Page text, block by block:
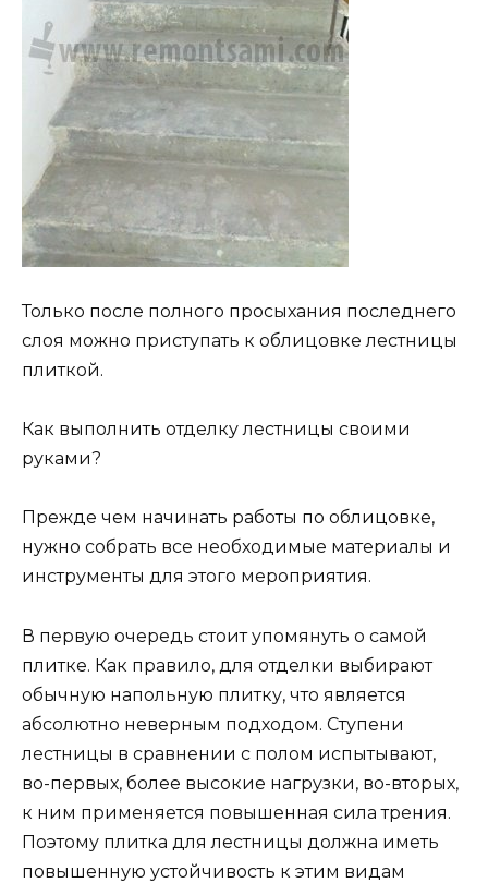
Только после полного просыхания последнего
слоя можно приступать к облицовке лестницы
плиткой.
Как выполнить отделку лестницы своими
руками?
Прежде чем начинать работы по облицовке,
нужно собрать все необходимые материалы и
инструменты для этого мероприятия.
В первую очередь стоит упомянуть о самой
плитке. Как правило, для отделки выбирают
обычную напольную плитку, что является
абсолютно неверным подходом. Ступени
лестницы в сравнении с полом испытывают,
во-первых, более высокие нагрузки, во-вторых,
к ним применяется повышенная сила трения.
Поэтому плитка для лестницы должна иметь
повышенную устойчивость к этим видам